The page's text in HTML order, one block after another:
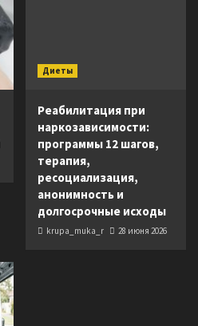
Диеты
Реабилитация при
наркозависимости:
программы 12 шагов,
терапия,
ресоциализация,
анонимность и
долгосрочные исходы
krupa_muka_r 28 июня 2026